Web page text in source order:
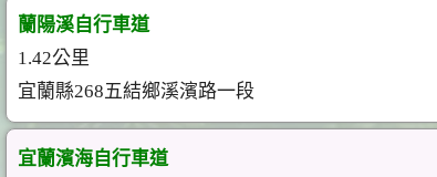
蘭陽溪自行車道
1.42公里
宜蘭縣268五結鄉溪濱路一段
宜蘭濱海自行車道